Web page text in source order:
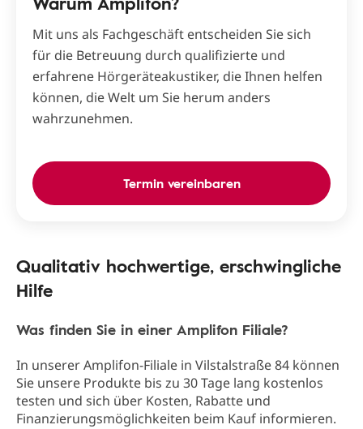
Mit uns als Fachgeschäft entscheiden Sie sich
für die Betreuung durch qualifizierte und
erfahrene Hörgeräteakustiker, die Ihnen helfen
können, die Welt um Sie herum anders
wahrzunehmen.
Termin vereinbaren
Qualitativ hochwertige, erschwingliche
Hilfe
Was finden Sie in einer Amplifon Filiale?
In unserer Amplifon-Filiale in Vilstalstraße 84 können
Sie unsere Produkte bis zu 30 Tage lang kostenlos
testen und sich über Kosten, Rabatte und
Finanzierungsmöglichkeiten beim Kauf informieren.